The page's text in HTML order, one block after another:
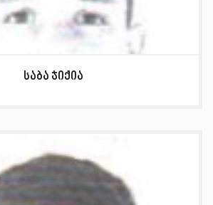
საბა ჯიქია